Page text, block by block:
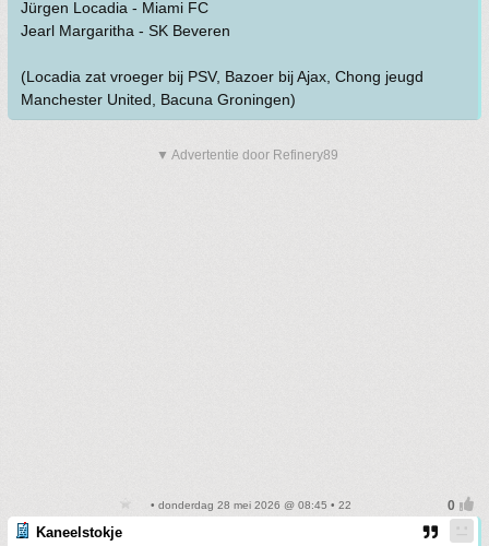
Jürgen Locadia - Miami FC
Jearl Margaritha - SK Beveren
(Locadia zat vroeger bij PSV, Bazoer bij Ajax, Chong jeugd
Manchester United, Bacuna Groningen)
▼ Advertentie door Refinery89
• donderdag 28 mei 2026 @ 08:45 • 22
Kaneelstokje